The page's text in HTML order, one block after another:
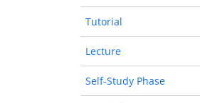
Tutorial
Lecture
Self-Study Phase